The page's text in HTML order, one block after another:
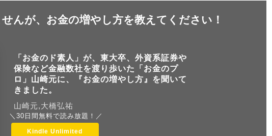
んが、お金の増やし方を教えてください！
「お金のド素人」が、東大卒、外資系証券や
保険など金融数社を渡り歩いた「お金のプ
ロ」山崎元に、『お金の増やし方』を聞いて
きました。
山崎元,大橋弘祐
＼30日間無料で読み放題！／
Kindle Unlimited